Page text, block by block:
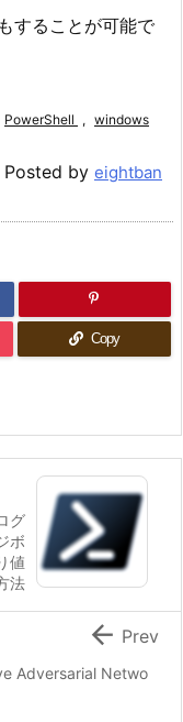
することが可能で
PowerShell , windows
Posted by eightban
Copy
グ
ボ
値
法
Adversarial Netwo
 Prev